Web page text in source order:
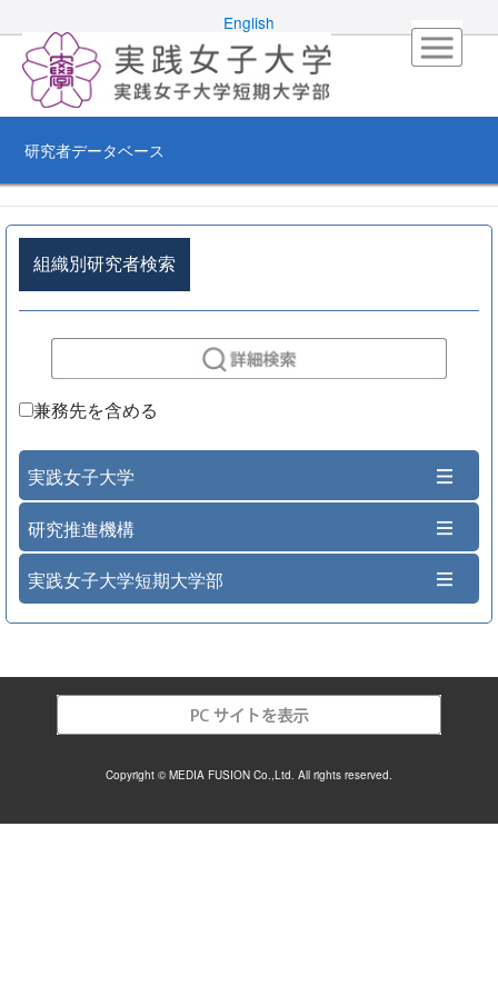
English
研究者データベース
組織別研究者検索
兼務先を含める
実践女子大学
研究推進機構
実践女子大学短期大学部
Copyright © MEDIA FUSION Co.,Ltd. All rights reserved.